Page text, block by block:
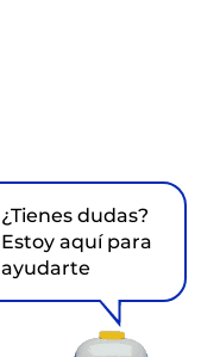
¿Tienes dudas?
Estoy aquí para
ayudarte